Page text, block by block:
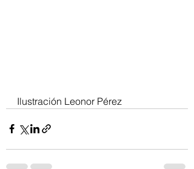
Ilustración Leonor Pérez